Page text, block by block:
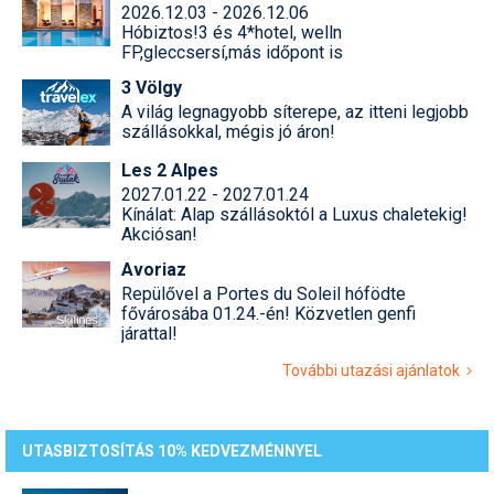
Termékajánló
Történelem
Túrasí
Utasbiztosítás
Utazási tippek
Védőfelszerelés
Wellness
2026.12.03 - 2026.12.06
Hóbiztos!3 és 4*hotel, welln
FP,gleccsersí,más időpont is
3 Völgy
A világ legnagyobb síterepe, az itteni legjobb
szállásokkal, mégis jó áron!
Les 2 Alpes
2027.01.22 - 2027.01.24
Kínálat: Alap szállásoktól a Luxus chaletekig!
Akciósan!
Avoriaz
Repülővel a Portes du Soleil hófödte
fővárosába 01.24.-én! Közvetlen genfi
járattal!
További utazási ajánlatok
UTASBIZTOSÍTÁS 10% KEDVEZMÉNNYEL